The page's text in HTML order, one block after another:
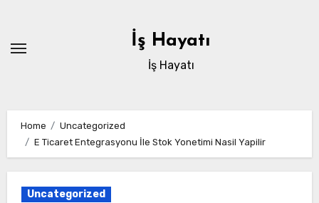
content
İş Hayatı
İş Hayatı
Home
Uncategorized
E Ticaret Entegrasyonu İle Stok Yonetimi Nasil Yapilir
Uncategorized